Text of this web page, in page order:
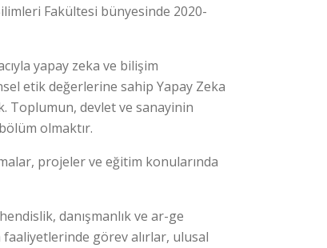
Fakültesi bünyesinde 2020-
yapay zeka ve bilişim
etik değerlerine sahip Yapay Zeka
Toplumun, devlet ve sanayinin
olmaktır.
projeler ve eğitim konularında
danışmanlık ve ar-ge
faaliyetlerinde görev alırlar, ulusal